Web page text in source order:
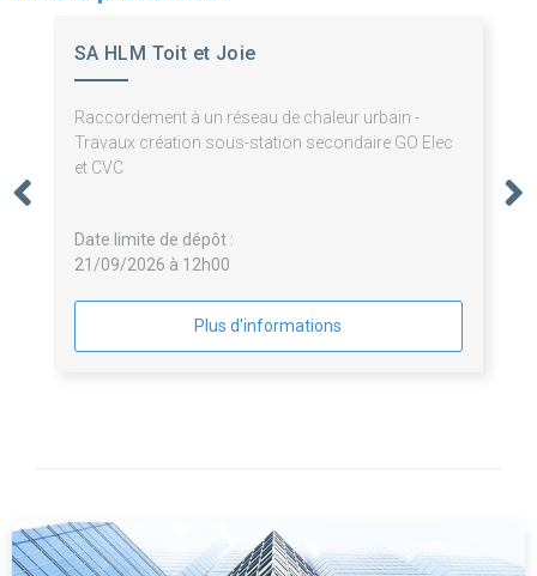
SA HLM Toit et Joie
Raccordement à un réseau de chaleur urbain -
Travaux création sous-station secondaire GO Elec
et CVC
Date limite de dépôt :
21/09/2026 à 12h00
Plus d'informations